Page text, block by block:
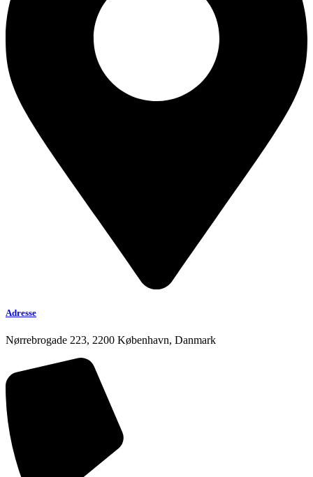
Adresse
Nørrebrogade 223, 2200 København, Danmark